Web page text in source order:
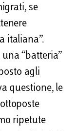
se
italiana”.
“batteria”
agli
questione, le
ripetute